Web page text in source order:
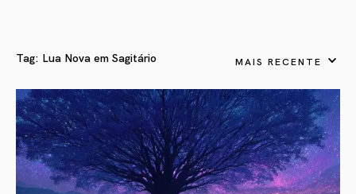
Tag: Lua Nova em Sagitário MAIS RECENTE